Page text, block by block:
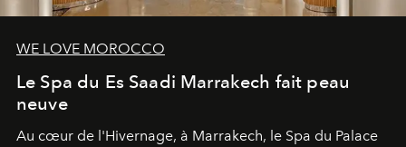
WE LOVE MOROCCO
Le Spa du Es Saadi Marrakech fait peau
neuve
Au cœur de l'Hivernage, à Marrakech, le Spa du Palace